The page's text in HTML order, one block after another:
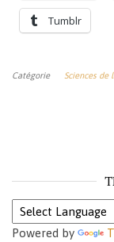
Tumblr
Catégorie Sciences de
Powered by